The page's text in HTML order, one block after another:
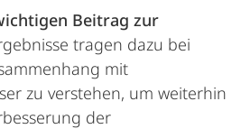
Beitrag zur
tragen dazu bei
mit
zu verstehen, um weiterhin
der